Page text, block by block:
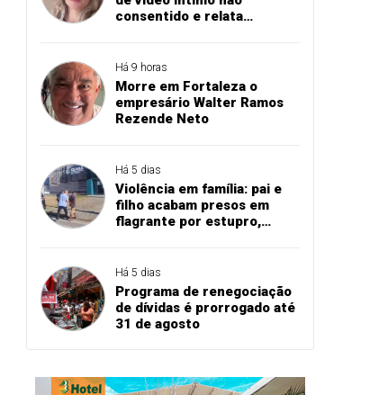
consentido e relata
Há 9 horas
Morre em Fortaleza o
empresário Walter Ramos
Rezende Neto
Há 5 dias
Violência em família: pai e
filho acabam presos em
flagrante por estupro,
Há 5 dias
Programa de renegociação
de dívidas é prorrogado até
31 de agosto